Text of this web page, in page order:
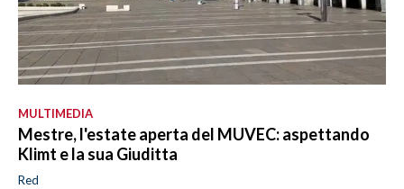
MULTIMEDIA
Mestre, l'estate aperta del MUVEC: aspettando
Klimt e la sua Giuditta
Red